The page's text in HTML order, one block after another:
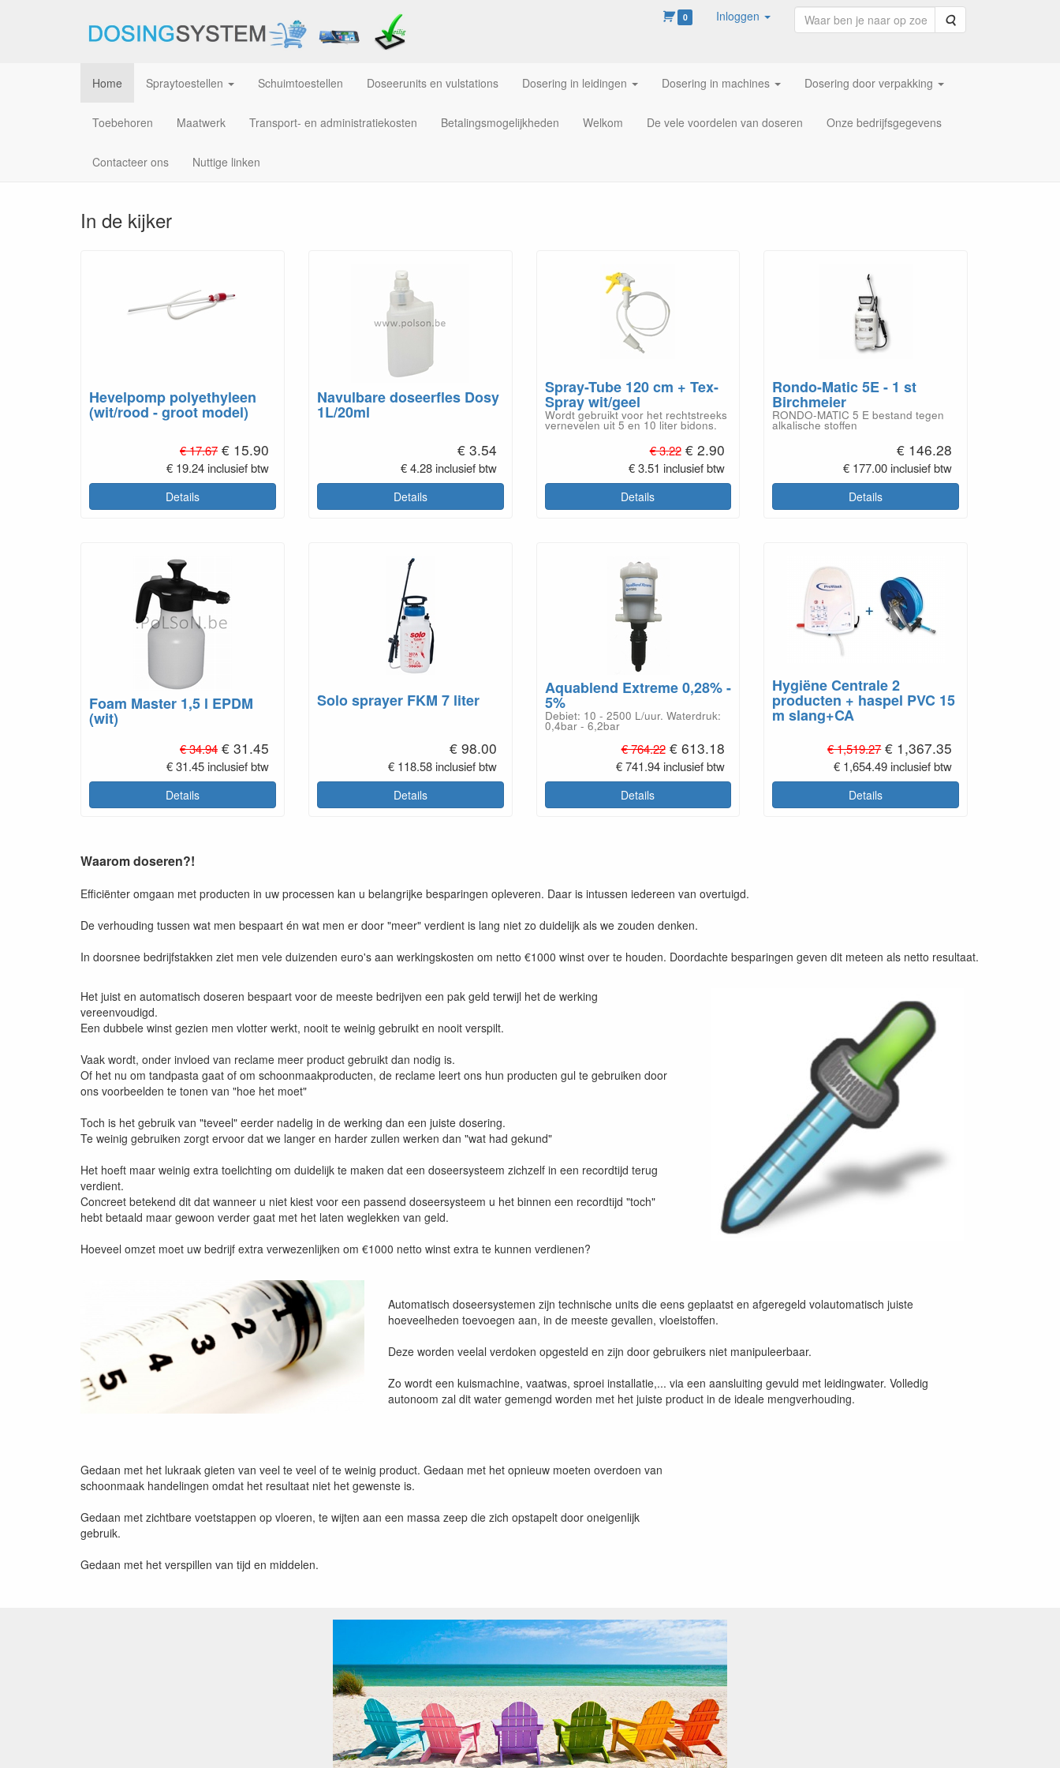
0 Inloggen Zoeken
Home Spraytoestellen Schuimtoestellen Doseerunits en vulstations Dosering in leidingen Dosering in machines Dosering door verpakking
Toebehoren Maatwerk Transport- en administratiekosten Betalingsmogelijkheden Welkom De vele voordelen van doseren Onze bedrijfsgegevens
Contacteer ons Nuttige linken
In de kijker
Hevelpomp polyethyleen
(wit/rood - groot model)
€ 17.67 € 15.90
€ 19.24 inclusief btw
Details
Navulbare doseerfles Dosy
1L/20ml
€ 3.54
€ 4.28 inclusief btw
Details
Spray-Tube 120 cm + Tex-
Spray wit/geel
Wordt gebruikt voor het rechtstreeks
vernevelen uit 5 en 10 liter bidons.
€ 3.22€ 2.90
€ 3.51 inclusief btw
Details
Rondo-Matic 5E - 1 st
Birchmeier
RONDO-MATIC 5 E bestand tegen
alkalische stoffen
€ 146.28
€ 177.00 inclusief btw
Details
Foam Master 1,5 l EPDM
(wit)
€ 34.94 € 31.45
€ 31.45 inclusief btw
Details
Solo sprayer FKM 7 liter
€ 98.00
€ 118.58 inclusief btw
Details
Aquablend Extreme 0,28% -
5%
Debiet: 10 - 2500 L/uur. Waterdruk:
0,4bar - 6,2bar
€ 764.22€ 613.18
€ 741.94 inclusief btw
Details
Hygiëne Centrale 2
producten + haspel PVC 15
m slang+CA
€ 1,519.27€ 1,367.35
€ 1,654.49 inclusief btw
Details
Waarom doseren?!
Efficiënter omgaan met producten in uw processen kan u belangrijke besparingen opleveren. Daar is intussen iedereen van overtuigd.
De verhouding tussen wat men bespaart én wat men er door "meer" verdient is lang niet zo duidelijk als we zouden denken.
In doorsnee bedrijfstakken ziet men vele duizenden euro's aan werkingskosten om netto €1000 winst over te houden. Doordachte besparingen geven dit meteen als netto resultaat.
Het juist en automatisch doseren bespaart voor de meeste bedrijven een pak geld terwijl het de werking
vereenvoudigd.
Een dubbele winst gezien men vlotter werkt, nooit te weinig gebruikt en nooit verspilt.
Vaak wordt, onder invloed van reclame meer product gebruikt dan nodig is.
Of het nu om tandpasta gaat of om schoonmaakproducten, de reclame leert ons hun producten gul te gebruiken door
ons voorbeelden te tonen van "hoe het moet"
Toch is het gebruik van "teveel" eerder nadelig in de werking dan een juiste dosering.
Te weinig gebruiken zorgt ervoor dat we langer en harder zullen werken dan "wat had gekund"
Het hoeft maar weinig extra toelichting om duidelijk te maken dat een doseersysteem zichzelf in een recordtijd terug
verdient.
Concreet betekend dit dat wanneer u niet kiest voor een passend doseersysteem u het binnen een recordtijd "toch"
hebt betaald maar gewoon verder gaat met het laten weglekken van geld.
Hoeveel omzet moet uw bedrijf extra verwezenlijken om €1000 netto winst extra te kunnen verdienen?
Automatisch doseersystemen zijn technische units die eens geplaatst en afgeregeld volautomatisch juiste
hoeveelheden toevoegen aan, in de meeste gevallen, vloeistoffen.
Deze worden veelal verdoken opgesteld en zijn door gebruikers niet manipuleerbaar.
Zo wordt een kuismachine, vaatwas, sproei installatie,... via een aansluiting gevuld met leidingwater. Volledig
autonoom zal dit water gemengd worden met het juiste product in de ideale mengverhouding.
Gedaan met het lukraak gieten van veel te veel of te weinig product. Gedaan met het opnieuw moeten overdoen van
schoonmaak handelingen omdat het resultaat niet het gewenste is.
Gedaan met zichtbare voetstappen op vloeren, te wijten aan een massa zeep die zich opstapelt door oneigenlijk
gebruik.
Gedaan met het verspillen van tijd en middelen.